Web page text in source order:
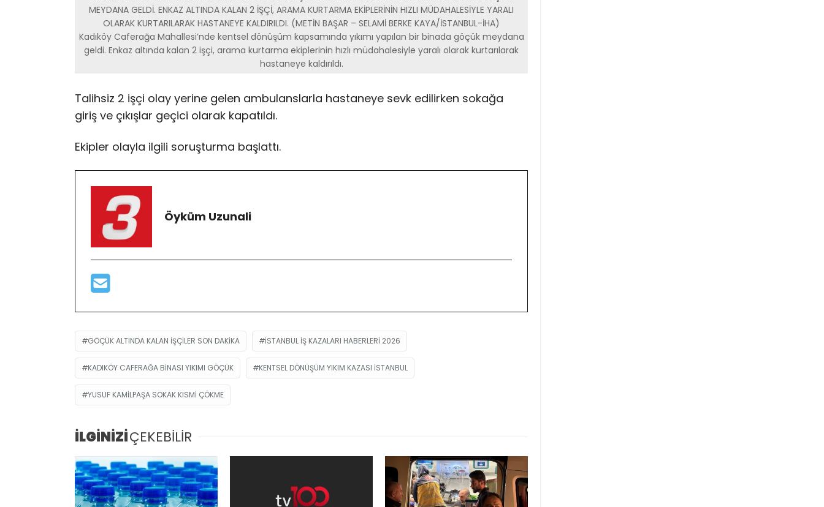
MEYDANA GELDİ. ENKAZ ALTINDA KALAN 2 İŞÇİ, ARAMA KURTARMA EKİPLERİNİN HIZLI MÜDAHALESİYLE YARALI
OLARAK KURTARILARAK HASTANEYE KALDIRILDI. (METİN BAŞAR – SELAMİ BERKE KAYA/İSTANBUL-İHA)
Kadıköy Caferağa Mahallesi’nde kentsel dönüşüm kapsamında yıkımı yapılan bir binada göçük meydana
geldi. Enkaz altında kalan 2 işçi, arama kurtarma ekiplerinin hızlı müdahalesiyle yaralı olarak kurtarılarak
hastaneye kaldırıldı.
Talihsiz 2 işçi olay yerine gelen ambulanslarla hastaneye sevk edilirken sokağa
giriş ve çıkışlar geçici olarak kapatıldı.
Ekipler olayla ilgili soruşturma başlattı.
Öyküm Uzunali
GÖÇÜK ALTINDA KALAN IŞÇILER SON DAKIKA ISTANBUL IŞ KAZALARI HABERLERI 2026
KADIKÖY CAFERAĞA BINASI YIKIMI GÖÇÜK KENTSEL DÖNÜŞÜM YIKIM KAZASI ISTANBUL
YUSUF KAMILPAŞA SOKAK KISMI ÇÖKME
İLGİNİZİÇEKEBİLİR